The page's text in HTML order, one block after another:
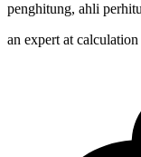
penghitung, ahli
an expert at